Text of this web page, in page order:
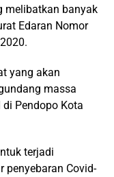
melibatkan banyak
Edaran Nomor
yang akan
massa
Pendopo Kota
terjadi
penyebaran Covid-